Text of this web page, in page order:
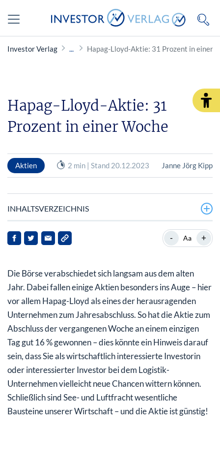
Investor Verlag Hapag-Lloyd-Aktie: 31 Prozent in einer
Hapag-Lloyd-Aktie: 31
Prozent in einer Woche
Aktien 2 min | Stand 20.12.2023 Janne Jörg Kipp
INHALTSVERZEICHNIS
Hapag-Lloyd: Was passiert im Hintergrund?
Hapag-Lloyd: Schöne Kursgewinne – aber… WKN:
HLAG47 – ISIN: DE000HLAG475
- Aa +
Die Börse verabschiedet sich langsam aus dem alten
Jahr. Dabei fallen einige Aktien besonders ins Auge – hier
vor allem Hapag-Lloyd als eines der herausragenden
Unternehmen zum Jahresabschluss. So hat die Aktie zum
Abschluss der vergangenen Woche an einem einzigen
Tag gut 16 % gewonnen – dies könnte ein Hinweis darauf
sein, dass Sie als wirtschaftlich interessierte Investorin
oder interessierter Investor bei dem Logistik-
Unternehmen vielleicht neue Chancen wittern können.
Schließlich sind See- und Luftfracht wesentliche
Bausteine unserer Wirtschaft – und die Aktie ist günstig!